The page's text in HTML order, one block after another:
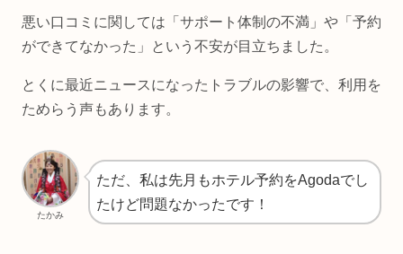
悪い口コミに関しては「サポート体制の不満」や「予約
ができてなかった」という不安が目立ちました。
とくに最近ニュースになったトラブルの影響で、利用を
ためらう声もあります。
たかみ
ただ、私は先月もホテル予約をAgodaでし
たけど問題なかったです！